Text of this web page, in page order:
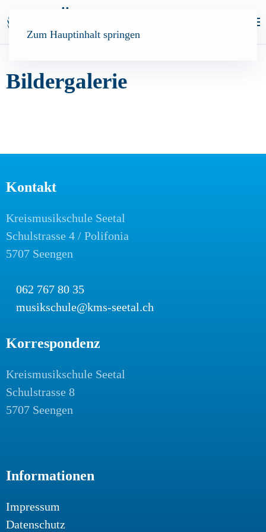
Zum Hauptinhalt springen
Bildergalerie
Kontakt
Kreismusikschule Seetal
Schulstrasse 4 / Polifonia
5707 Seengen
062 767 80 35
musikschule@kms-seetal.ch
Korrespondenz
Kreismusikschule Seetal
Schulstrasse 8
5707 Seengen
Informationen
Impressum
Datenschutz